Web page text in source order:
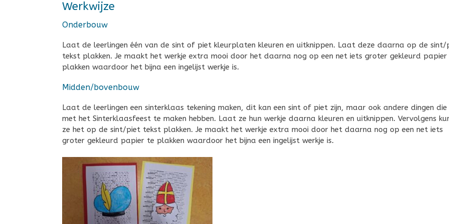
Werkwijze
Onderbouw
Laat de leerlingen één van de sint of piet kleurplaten kleuren en uitknippen. Laat deze daarna op de sint/
tekst plakken. Je maakt het werkje extra mooi door het daarna nog op een net iets groter gekleurd papier
plakken waardoor het bijna een ingelijst werkje is.
Midden/bovenbouw
Laat de leerlingen een sinterklaas tekening maken, dit kan een sint of piet zijn, maar ook andere dingen die
met het Sinterklaasfeest te maken hebben. Laat ze hun werkje daarna kleuren en uitknippen. Vervolgens
ze het op de sint/piet tekst plakken. Je maakt het werkje extra mooi door het daarna nog op een net iets
groter gekleurd papier te plakken waardoor het bijna een ingelijst werkje is.